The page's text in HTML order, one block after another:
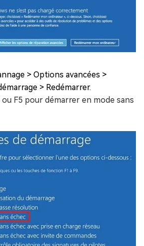
> Options avancées >
> Redémarrer.
F5 pour démarrer en mode sans